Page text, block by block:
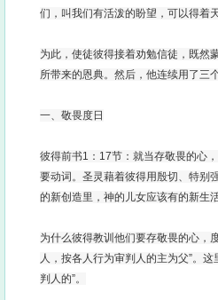
们，叫我们有活泼的盼望，可以得着
为此，使徒彼得接着劝勉信徒，既然
所带来的恩典。然后，他连续用了三
一、敬畏度日
彼得前书1：17节：就当存敬畏的心
要动词。圣灵藉着彼得用殷切、特别
的新创造里，神的儿女应该有的新生活
为什么彼得教训他们要存敬畏的心，
人，按各人行为审判人的主为父”。
判人的”。